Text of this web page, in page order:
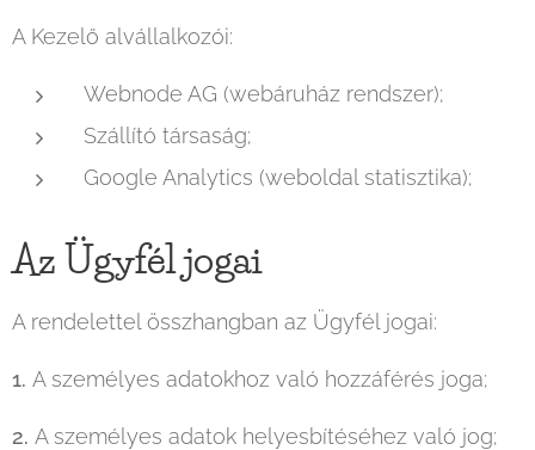
A Kezelő alvállalkozói:
Webnode AG (webáruház rendszer);
Szállító társaság;
Google Analytics (weboldal statisztika);
Az Ügyfél jogai
A rendelettel összhangban az Ügyfél jogai:
1. A személyes adatokhoz való hozzáférés joga;
2. A személyes adatok helyesbítéséhez való jog;